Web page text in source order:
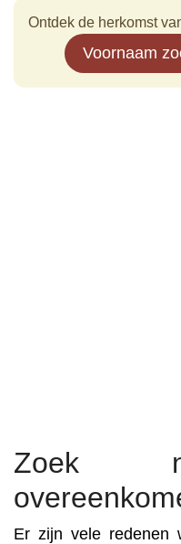
Ontdek de herkomst
Voornaam
Zoek
Er zijn vele redenen